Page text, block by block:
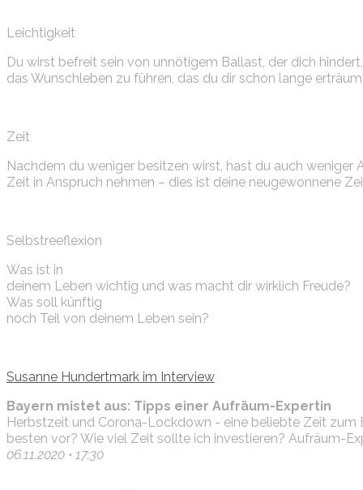
Leichtigkeit
Du wirst befreit sein von unnötigem Ballast, der dich
das Wunschleben zu führen, das du dir schon lange
Zeit
Nachdem du weniger besitzen wirst, hast du auch weniger
Zeit in Anspruch nehmen – dies ist deine neugewonnene
Selbstreeflexion
Was ist in
deinem Leben wichtig und was macht dir wirklich Freude?
Was soll künftig
noch Teil von deinem Leben sein?
Susanne Hundertmark im Interview
Bayern mistet aus: Tipps einer Aufräum-Expertin
Herbstzeit und Corona-Lockdown - eine beliebte Zeit zum
besten vor? Wie viel Zeit sollte ich investieren? Aufräum-
06.11.2020 • 17:30